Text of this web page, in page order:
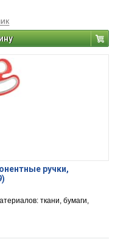
ручки,
ткани, бумаги,